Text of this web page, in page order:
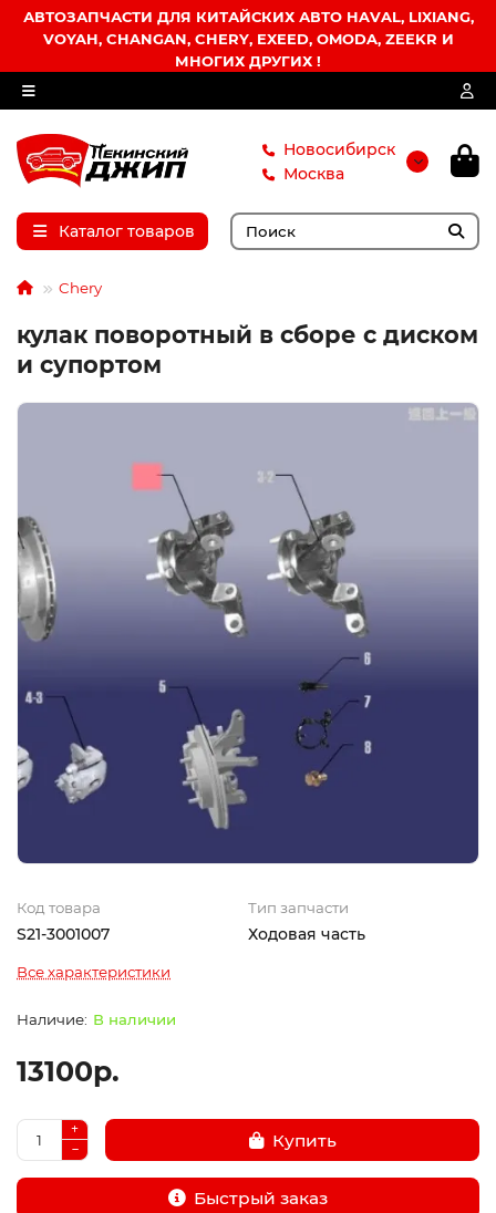
АВТОЗАПЧАСТИ ДЛЯ КИТАЙСКИХ АВТО HAVAL, LIXIANG,
VOYAH, CHANGAN, CHERY, EXEED, OMODA, ZEEKR И
МНОГИХ ДРУГИХ !
Новосибирск
Москва
Каталог товаров
Chery
кулак поворотный в сборе с диском
и супортом
Код товара
S21-3001007
Тип запчасти
Ходовая часть
Все характеристики
В наличии
13100р.
Купить
Быстрый заказ